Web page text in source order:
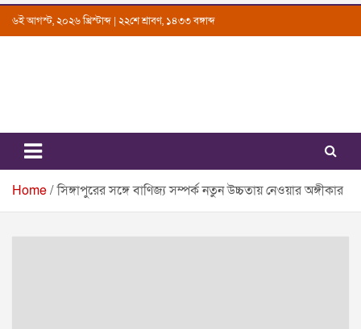
Skip৬ই আগস্ট, ২০২৬ খ্রিস্টাব্দ | ২২শে শ্রাবণ, ১৪৩৩ বঙ্গাব্দ
Uttarkantho
News Portal
Home সিঙ্গাপুরের সঙ্গে বাণিজ্য সম্পর্ক নতুন উচ্চতায় নেওয়ার অঙ্গীকার